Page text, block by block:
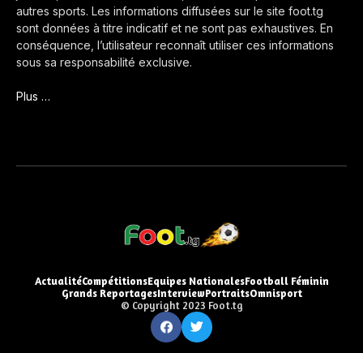
autres sports. Les informations diffusées sur le site foot.tg
sont données à titre indicatif et ne sont pas exhaustives. En
conséquence, l’utilisateur reconnaît utiliser ces informations
sous sa responsabilité exclusive.
Plus …
ActualitéCompétitionsEquipes NationalesFootball Féminin
Grands ReportagesInterviewPortraitsOmnisport
© Copyright 2023 Foot.tg